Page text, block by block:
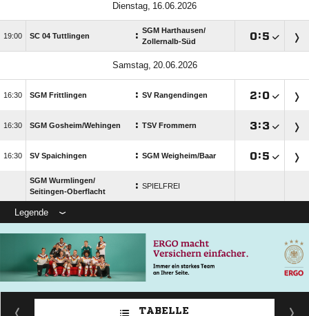
 
 SC 04 Tuttlingen : SGM Harthausen/​
Zollernalb-Süd
:
 
 SGM Frittlingen : SV Rangendingen :
 SGM Gosheim/​Wehingen : TSV Frommern :
 SV Spaichingen : SGM Weigheim/​Baar :
SGM Wurmlingen/​
Seitingen-Oberflacht
: SPIELFREI
Legende
TABELLE